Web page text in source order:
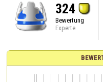
324
Bewertung
Experte